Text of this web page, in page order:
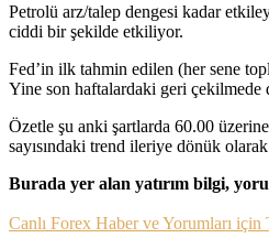
Petrolü arz/talep dengesi kadar
ciddi bir şekilde etkiliyor.
Fed’in ilk tahmin edilen (her sene
Yine son haftalardaki geri çekilmede
Özetle şu anki şartlarda 60.00
sayısındaki trend ileriye dönük
Burada yer alan yatırım bilgi,
Canlı Forex Haber ve Yorumları için